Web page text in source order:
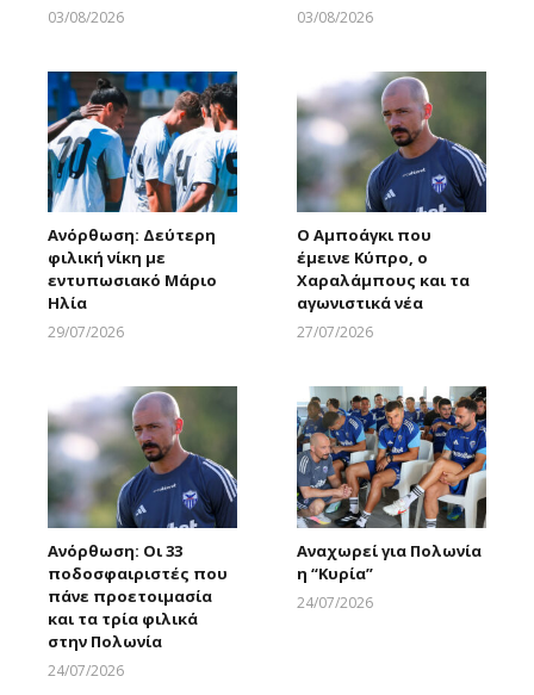
03/08/2026
03/08/2026
Ανόρθωση: Δεύτερη
φιλική νίκη με
εντυπωσιακό Μάριο
Ηλία
29/07/2026
Ο Αμποάγκι που
έμεινε Κύπρο, ο
Χαραλάμπους και τα
αγωνιστικά νέα
27/07/2026
Ανόρθωση: Οι 33
ποδοσφαιριστές που
πάνε προετοιμασία
και τα τρία φιλικά
στην Πολωνία
24/07/2026
Αναχωρεί για Πολωνία
η “Κυρία”
24/07/2026